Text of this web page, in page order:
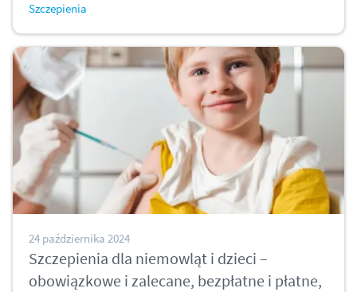
Szczepienia
24 października 2024
Szczepienia dla niemowląt i dzieci –
obowiązkowe i zalecane, bezpłatne i płatne,